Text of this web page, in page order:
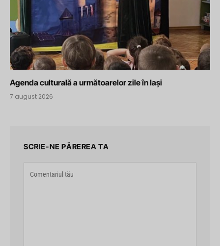
Agenda culturală a următoarelor zile în Iași
7 august 2026
SCRIE-NE PĂREREA TA